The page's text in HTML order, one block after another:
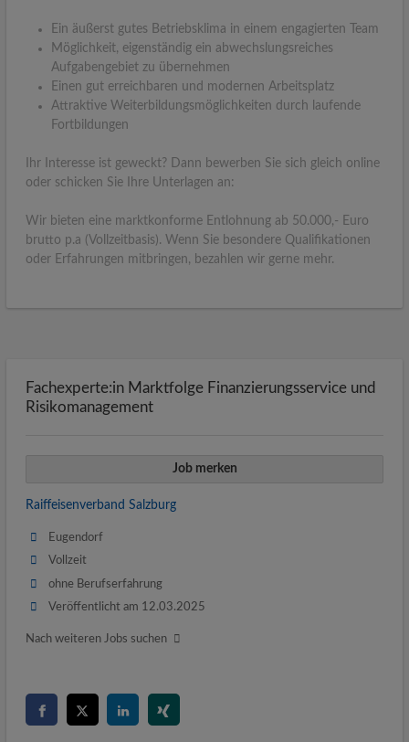
Ein äußerst gutes Betriebsklima in einem engagierten Team
Möglichkeit, eigenständig ein abwechslungsreiches
Aufgabengebiet zu übernehmen
Einen gut erreichbaren und modernen Arbeitsplatz
Attraktive Weiterbildungsmöglichkeiten durch laufende
Fortbildungen
Ihr Interesse ist geweckt? Dann bewerben Sie sich gleich online
oder schicken Sie Ihre Unterlagen an:
Wir bieten eine marktkonforme Entlohnung ab 50.000,- Euro
brutto p.a (Vollzeitbasis). Wenn Sie besondere Qualifikationen
oder Erfahrungen mitbringen, bezahlen wir gerne mehr.
Fachexperte:in Marktfolge Finanzierungsservice und
Risikomanagement
Job merken
Raiffeisenverband Salzburg
Eugendorf
Vollzeit
ohne Berufserfahrung
Veröffentlicht am 12.03.2025
Nach weiteren Jobs suchen